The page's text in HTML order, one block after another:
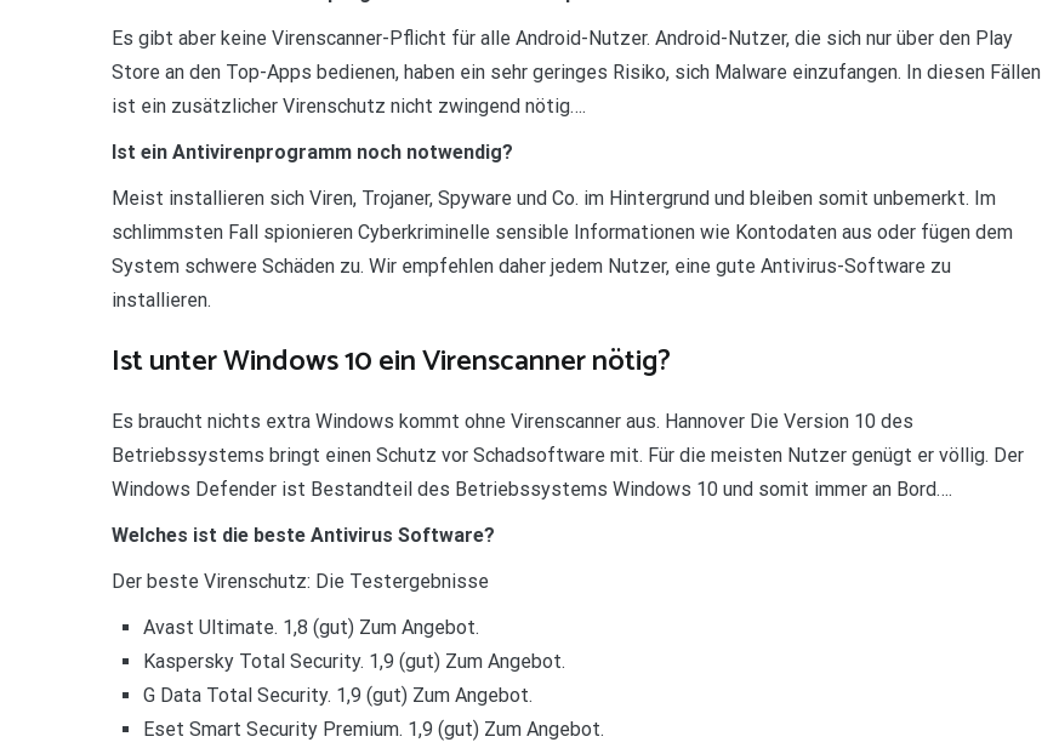
Es gibt aber keine Virenscanner-Pflicht für alle Android-Nutzer. Android-Nutzer, die sich nur über den Play
Store an den Top-Apps bedienen, haben ein sehr geringes Risiko, sich Malware einzufangen. In diesen Fällen
ist ein zusätzlicher Virenschutz nicht zwingend nötig….
Ist ein Antivirenprogramm noch notwendig?
Meist installieren sich Viren, Trojaner, Spyware und Co. im Hintergrund und bleiben somit unbemerkt. Im
schlimmsten Fall spionieren Cyberkriminelle sensible Informationen wie Kontodaten aus oder fügen dem
System schwere Schäden zu. Wir empfehlen daher jedem Nutzer, eine gute Antivirus-Software zu
installieren.
Ist unter Windows 10 ein Virenscanner nötig?
Es braucht nichts extra Windows kommt ohne Virenscanner aus. Hannover Die Version 10 des
Betriebssystems bringt einen Schutz vor Schadsoftware mit. Für die meisten Nutzer genügt er völlig. Der
Windows Defender ist Bestandteil des Betriebssystems Windows 10 und somit immer an Bord….
Welches ist die beste Antivirus Software?
Der beste Virenschutz: Die Testergebnisse
Avast Ultimate. 1,8 (gut) Zum Angebot.
Kaspersky Total Security. 1,9 (gut) Zum Angebot.
G Data Total Security. 1,9 (gut) Zum Angebot.
Eset Smart Security Premium. 1,9 (gut) Zum Angebot.